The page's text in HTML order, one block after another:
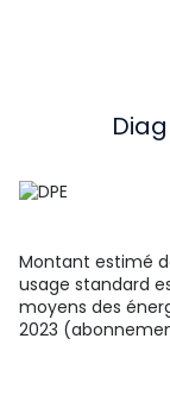
Cet
constituée de 2
Les informations
exposé sont
georisques.gouv.fr
Montant estimé
usage standard
moyens des
2023